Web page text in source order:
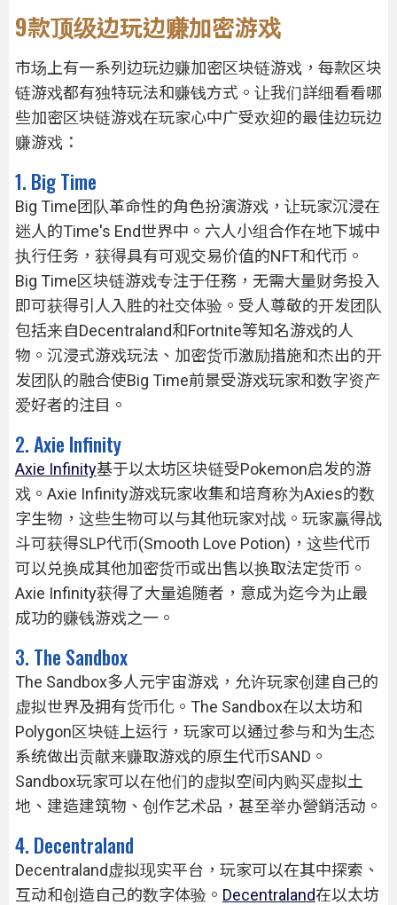
9款顶级边玩边赚加密游戏
市场上有一系列边玩边赚加密区块链游戏，每款区块
链游戏都有独特玩法和赚钱方式。让我们詳细看看哪
些加密区块链游戏在玩家心中广受欢迎的最佳边玩边
赚游戏：
1. Big Time
Big Time团队革命性的角色扮演游戏，让玩家沉浸在
迷人的Time's End世界中。六人小组合作在地下城中
执行任务，获得具有可观交易价值的NFT和代币。
Big Time区块链游戏专注于任務，无需大量财务投入
即可获得引人入胜的社交体验。受人尊敬的开发团队
包括来自Decentraland和Fortnite等知名游戏的人
物。沉浸式游戏玩法、加密货币激励措施和杰出的开
发团队的融合使Big Time前景受游戏玩家和数字资产
爱好者的注目。
2. Axie Infinity
Axie Infinity基于以太坊区块链受Pokemon启发的游
戏。Axie Infinity游戏玩家收集和培育称为Axies的数
字生物，这些生物可以与其他玩家对战。玩家赢得战
斗可获得SLP代币(Smooth Love Potion)，这些代币
可以兑换成其他加密货币或出售以换取法定货币。
Axie Infinity获得了大量追随者，意成为迄今为止最
成功的赚钱游戏之一。
3. The Sandbox
The Sandbox多人元宇宙游戏，允许玩家创建自己的
虚拟世界及拥有货币化。The Sandbox在以太坊和
Polygon区块链上运行，玩家可以通过参与和为生态
系统做出贡献来赚取游戏的原生代币SAND。
Sandbox玩家可以在他们的虚拟空间内购买虚拟土
地、建造建筑物、创作艺术品，甚至举办營銷活动。
4. Decentraland
Decentraland虚拟现实平台，玩家可以在其中探索、
互动和创造自己的数字体验。 Decentraland在以太坊